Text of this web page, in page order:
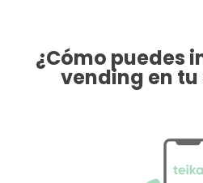
¿Cómo puedes
vending en tu